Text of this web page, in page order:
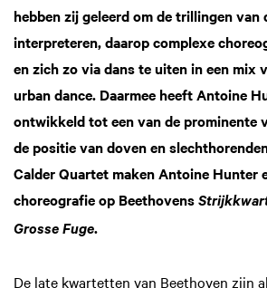
hebben zij geleerd om de trillingen van
interpreteren, daarop complexe
en zich zo via dans te uiten in een mix
urban dance. Daarmee heeft Antoine
ontwikkeld tot een van de prominente
de positie van doven en
Calder Quartet maken Antoine Hunter
choreografie op Beethovens
Grosse Fuge.
De late kwartetten van Beethoven zijn